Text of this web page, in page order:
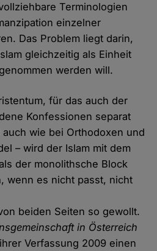
Terminologien
einzelner
Das Problem liegt darin,
gleichzeitig als Einheit
werden will.
für das auch der
Konfessionen separat
auch wie bei Orthodoxen und
– wird der Islam mit dem
der monolithsche Block
wenn es nicht passt, nicht
beiden Seiten so gewollt.
in Österreich
Verfassung 2009 einen